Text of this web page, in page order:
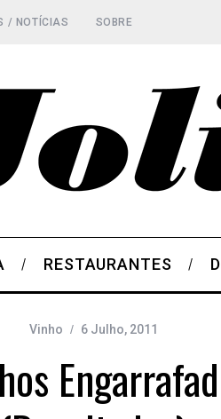
/ NOTÍCIAS SOBRE
RESTAURANTES
Vinho 6 Julho, 2011